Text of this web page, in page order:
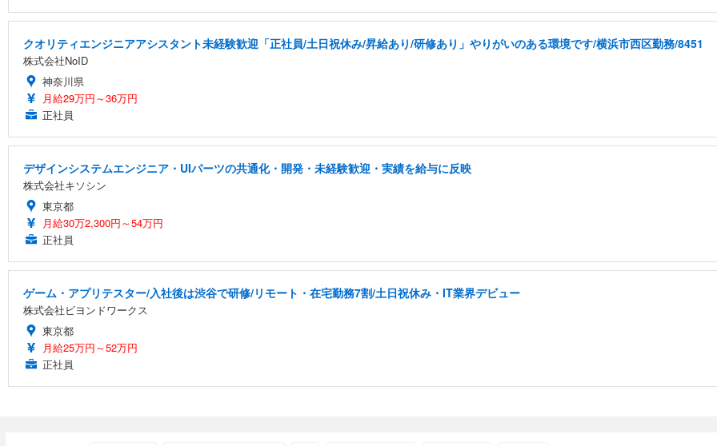
￥27,999
ション PCチェア 通気性メッシュ ゲーミング/勉強/事務用 おしゃれ パソコンチェア (ブラック)
Sezlife オフィスチェア デスクチェア 疲れない テレワーク チェア 強化バックレスト 30度ロッキング機能 人間工学 椅子 腰サポート
￥7,680
勤務 ブラック
￥4,139
￥109,572
【純正品】27"ゲーミングモニター DualSense 充電フック付き（CFI-ZDM1J）
【整備済み品】Dell E2724HS 27インチ 液晶モニター フルHD（1920×1080）VA 非光沢 HDMI/DisplayPort/VGA スピーカー内蔵 高
【MiniLED/24.5inch/280Hz/FHD】GRAPHT THE SHOOTER Gaming Monitor 24” Essential ゲーミングモニター QD 24.5インチ
￥34,980
￥3,234
ネオ・ルーライフ ネオ・オムツ L 中型犬用 26枚入り 単品
Smart Basic(スマートベーシック) 【Amazon.co.jp限定】 Smart Basic アイリスオーヤマ ペットシーツ 超厚型 お徳用 ワイド 100枚
アイリスオーヤマ ペットシーツ 超厚型 お徳用 レギュラー 200枚入【Amazon.co.jp限定】
￥3,731
クオリティエンジニアアシスタント未経験歓迎「正社員/土日祝休み/昇給あり/研修あり」やりがいのある環境です/横浜市西区勤務/8451
株式会社NoID
神奈川県
月給29万円～36万円
正社員
デザインシステムエンジニア・UIパーツの共通化・開発・未経験歓迎・実績を給与に反映
株式会社キソシン
東京都
月給30万2,300円～54万円
正社員
ゲーム・アプリテスター/入社後は渋谷で研修/リモート・在宅勤務7割/土日祝休み・IT業界デビュー
株式会社ビヨンドワークス
東京都
月給25万円～52万円
正社員